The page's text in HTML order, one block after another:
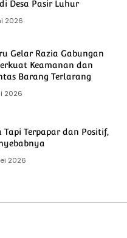
Desa Pasir Luhur
2026
Gelar Razia Gabungan
Keamanan dan
Barang Terlarang
2026
Tapi Terpapar dan Positif,
2026